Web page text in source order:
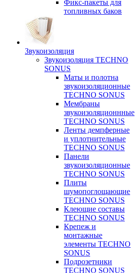
Фикс-пакеты для
топливных баков
Звукоизоляция
Звукоизоляция TECHNO
SONUS
Маты и полотна
звукоизоляционные
TECHNO SONUS
Мембраны
звукоизоляционнные
TECHNO SONUS
Ленты демпферные
и уплотнительные
TECHNO SONUS
Панели
звукоизоляционные
TECHNO SONUS
Плиты
шумопоглощающие
TECHNO SONUS
Клеющие составы
TECHNO SONUS
Крепеж и
монтажные
элементы TECHNO
SONUS
Подрозетники
TECHNO SONUS